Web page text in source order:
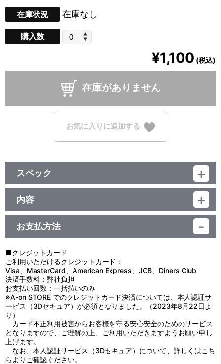
在庫状況 在庫なし
購入数
¥1,100 (税込)
在庫がありません
お気に入りに追加する
スペック
品番：TU-9783
ジャンル：その他
素材：紙
サイズ：約 W100mm×H148mm
生産国：日本
内容
【使用上の注意】
●本来の用途以外で使用しないでください。
●火や熱源に近づけないでください。
してください。
お支払方法
■クレジットカード
ご利用いただけるクレジットカード：
Visa、MasterCard、American Express、JCB、Diners Club
決済手数料：弊社負担
お支払い回数：一括払いのみ
※A-on STORE でのクレジットカード決済については、本人認証サ
ービス（3Dセキュア）が必須となりました。（2023年8月22日よ
り）
カード不正利用被害からお客様を守る安心安全のためのサービス
となりますので、ご理解の上、ご利用いただきますようお願い申し
上げます。
なお、本人認証サービス（3Dセキュア）について、詳しくはこち
ら よりご確認ください。